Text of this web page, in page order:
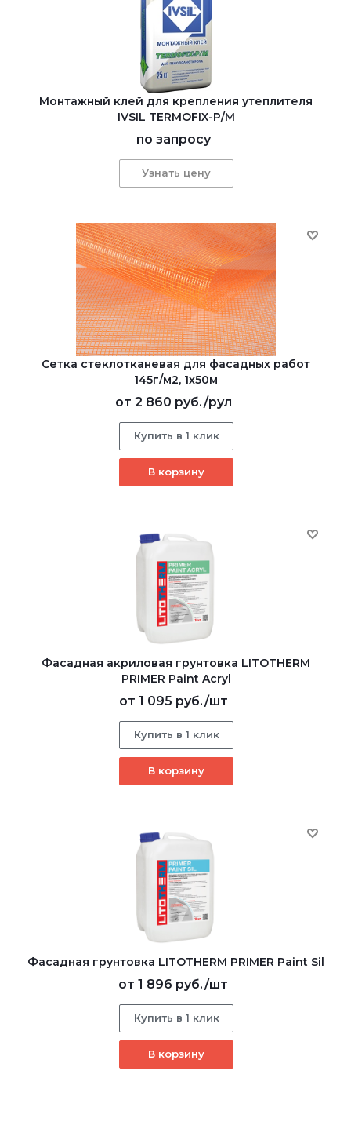
Монтажный клей для крепления утеплителя
IVSIL TERMOFIX-Р/М
по запросу
Узнать цену
Сетка стеклотканевая для фасадных работ
145г/м2, 1х50м
от 2 860 руб./рул
Купить в 1 клик
В корзину
Фасадная акриловая грунтовка LITOTHERM
PRIMER Paint Acryl
от 1 095 руб./шт
Купить в 1 клик
В корзину
Фасадная грунтовка LITOTHERM PRIMER Paint Sil
от 1 896 руб./шт
Купить в 1 клик
В корзину